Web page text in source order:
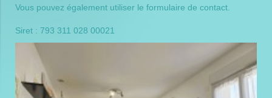
Vous pouvez également utiliser le formulaire de contact
Siret : 793 311 028 00021